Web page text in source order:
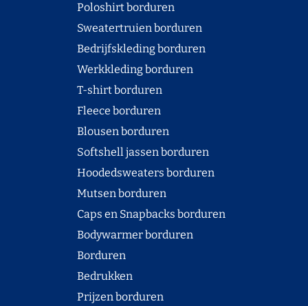
Poloshirt borduren
Sweatertruien borduren
Bedrijfskleding borduren
Werkkleding borduren
T-shirt borduren
Fleece borduren
Blousen borduren
Softshell jassen borduren
Hoodedsweaters borduren
Mutsen borduren
Caps en Snapbacks borduren
Bodywarmer borduren
Borduren
Bedrukken
Prijzen borduren